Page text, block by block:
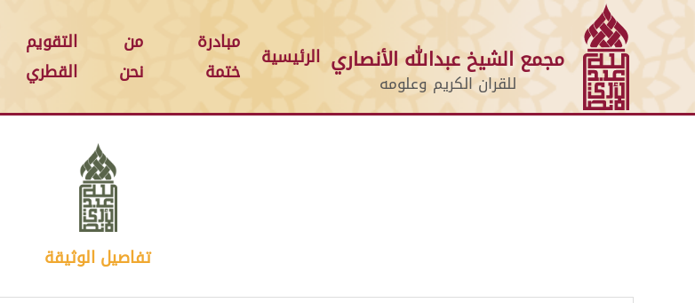
مجمع الشيخ عبدالله الأنصاري
للقران الكريم وعلومه
الرئيسية
مبادرة
ختمة
من
نحن
التقويم
القطري
تفاصيل الوثيقة